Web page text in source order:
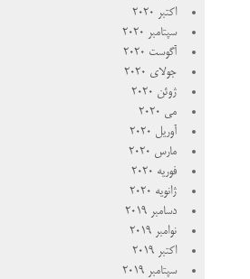
اکتبر 2020
سپتامبر 2020
آگوست 2020
جولای 2020
ژوئن 2020
می 2020
آوریل 2020
مارس 2020
فوریه 2020
ژانویه 2020
دسامبر 2019
نوامبر 2019
اکتبر 2019
سپتامبر 2019